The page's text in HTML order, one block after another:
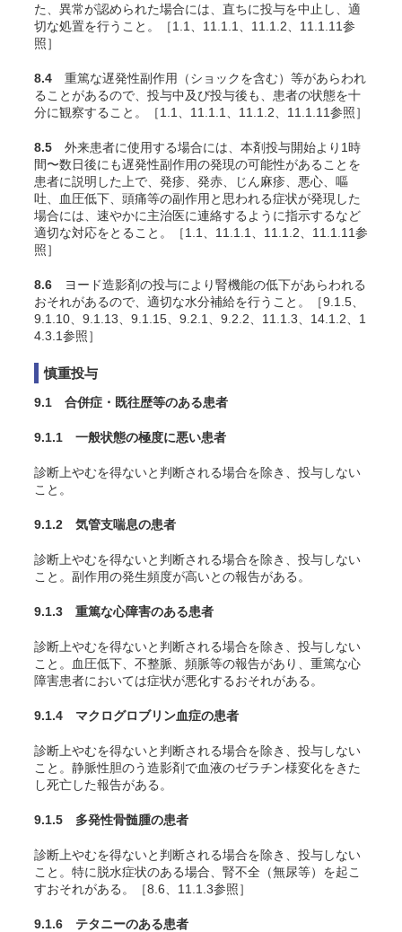
た、異常が認められた場合には、直ちに投与を中止し、適
切な処置を行うこと。［1.1、11.1.1、11.1.2、11.1.11参
照］
8.4 重篤な遅発性副作用（ショックを含む）等があらわれ
ることがあるので、投与中及び投与後も、患者の状態を十
分に観察すること。［1.1、11.1.1、11.1.2、11.1.11参照］
8.5 外来患者に使用する場合には、本剤投与開始より1時
間〜数日後にも遅発性副作用の発現の可能性があることを
患者に説明した上で、発疹、発赤、じん麻疹、悪心、嘔
吐、血圧低下、頭痛等の副作用と思われる症状が発現した
場合には、速やかに主治医に連絡するように指示するなど
適切な対応をとること。［1.1、11.1.1、11.1.2、11.1.11参
照］
8.6 ヨード造影剤の投与により腎機能の低下があらわれる
おそれがあるので、適切な水分補給を行うこと。［9.1.5、
9.1.10、9.1.13、9.1.15、9.2.1、9.2.2、11.1.3、14.1.2、1
4.3.1参照］
慎重投与
9.1 合併症・既往歴等のある患者
9.1.1 一般状態の極度に悪い患者
診断上やむを得ないと判断される場合を除き、投与しない
こと。
9.1.2 気管支喘息の患者
診断上やむを得ないと判断される場合を除き、投与しない
こと。副作用の発生頻度が高いとの報告がある。
9.1.3 重篤な心障害のある患者
診断上やむを得ないと判断される場合を除き、投与しない
こと。血圧低下、不整脈、頻脈等の報告があり、重篤な心
障害患者においては症状が悪化するおそれがある。
9.1.4 マクログロブリン血症の患者
診断上やむを得ないと判断される場合を除き、投与しない
こと。静脈性胆のう造影剤で血液のゼラチン様変化をきた
し死亡した報告がある。
9.1.5 多発性骨髄腫の患者
診断上やむを得ないと判断される場合を除き、投与しない
こと。特に脱水症状のある場合、腎不全（無尿等）を起こ
すおそれがある。［8.6、11.1.3参照］
9.1.6 テタニーのある患者